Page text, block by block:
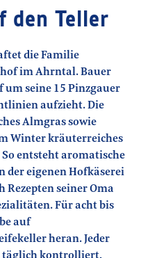
den Teller
die Familie
im Ahrntal. Bauer
seine 15 Pinzgauer
aufzieht. Die
Almgras sowie
Winter kräuterreiches
entsteht aromatische
Rezepten seiner Oma
Für acht bis
auf
heran. Jeder